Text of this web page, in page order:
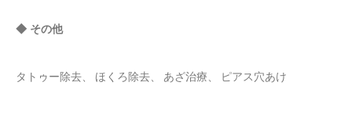
◆ その他
タトゥー除去、 ほくろ除去、 あざ治療、 ピアス穴あけ